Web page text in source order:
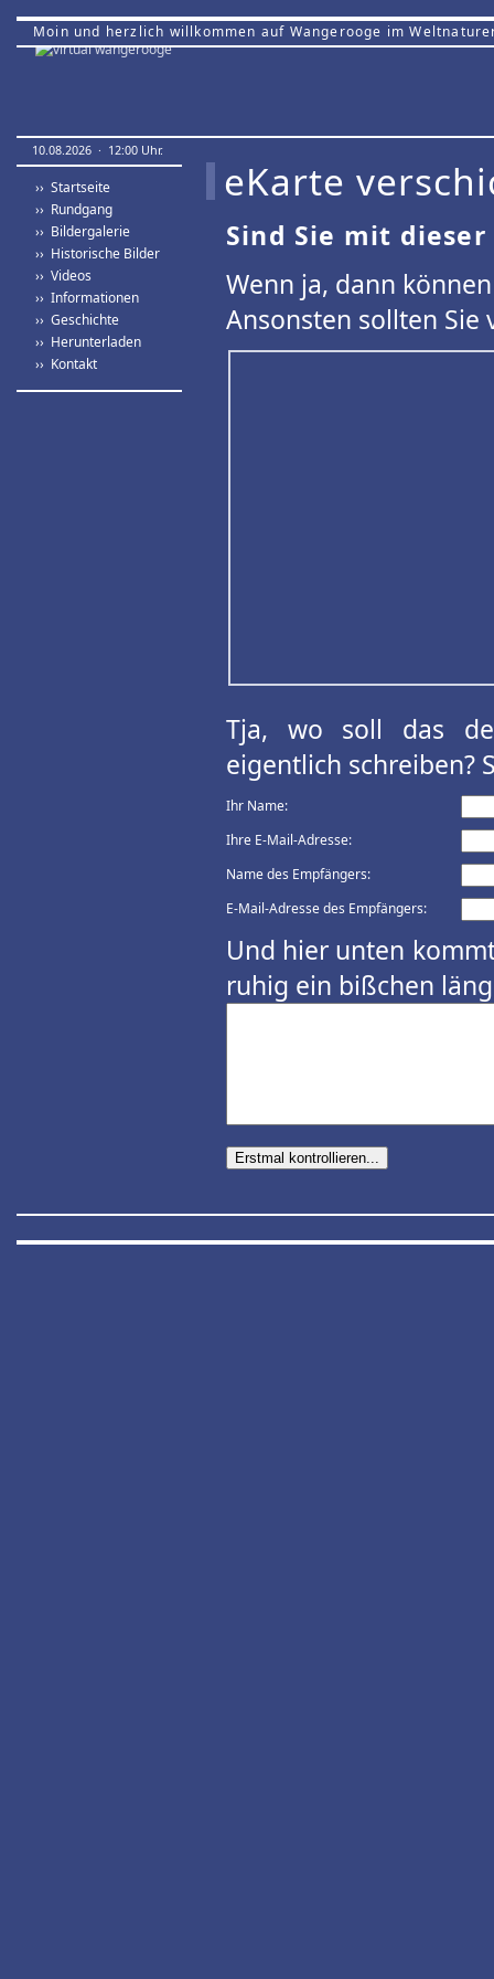
Moin und herzlich willkommen auf Wangerooge im
10.08.2026 · 12:00 Uhr.
›› Startseite
›› Rundgang
›› Bildergalerie
›› Historische Bilder
›› Videos
›› Informationen
›› Geschichte
›› Herunterladen
›› Kontakt
eKarte
Sind Sie mit
Wenn ja, dann
Ansonsten sollten
Tja, wo soll das
eigentlich schreiben?
Ihr Name:
Ihre E-Mail-Adresse:
Name des Empfängers:
E-Mail-Adresse des Empfängers:
Und hier unten
ruhig ein bißchen